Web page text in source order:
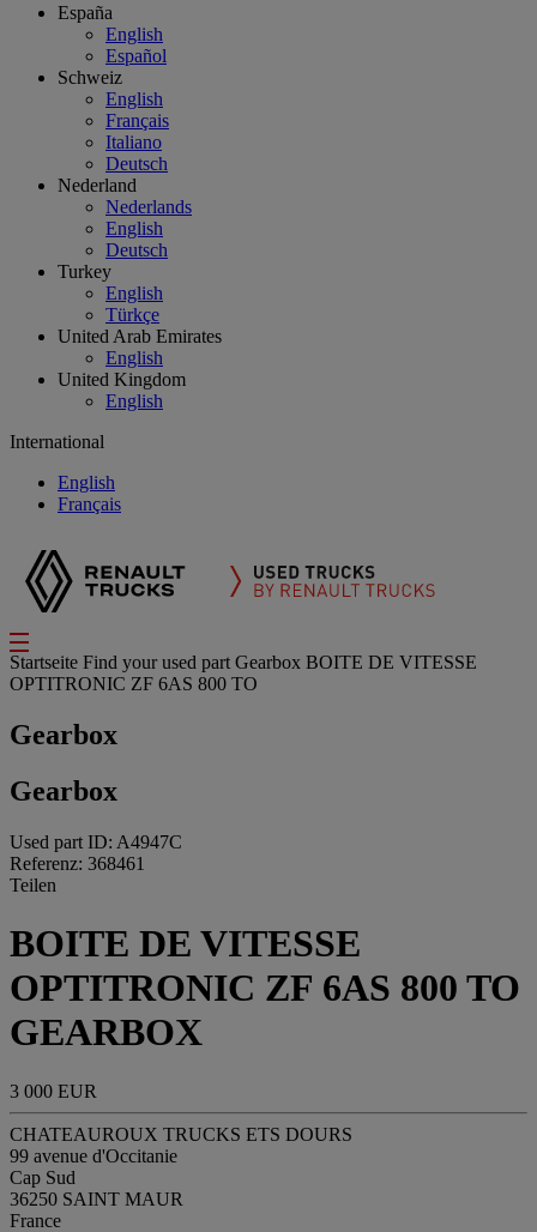
España
English
Español
Schweiz
English
Français
Italiano
Deutsch
Nederland
Nederlands
English
Deutsch
Turkey
English
Türkçe
United Arab Emirates
English
United Kingdom
English
International
English
Français
Startseite Find your used part Gearbox BOITE DE VITESSE
OPTITRONIC ZF 6AS 800 TO
Gearbox
Gearbox
Used part ID: A4947C
Referenz: 368461
Teilen
BOITE DE VITESSE
OPTITRONIC ZF 6AS 800 TO
GEARBOX
3 000 EUR
CHATEAUROUX TRUCKS ETS DOURS
99 avenue d'Occitanie
Cap Sud
36250 SAINT MAUR
France